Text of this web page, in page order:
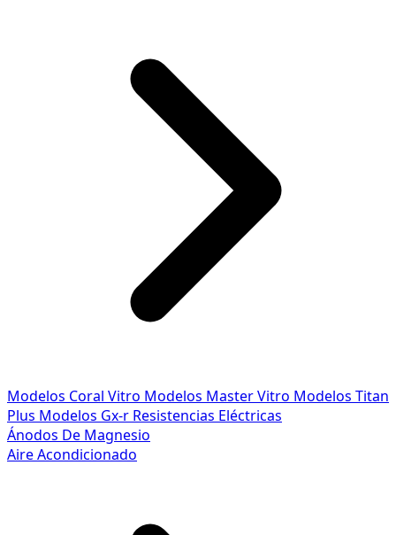
Modelos Coral Vitro Modelos Master Vitro Modelos Titan
Plus Modelos Gx-r Resistencias Eléctricas
Ánodos De Magnesio
Aire Acondicionado